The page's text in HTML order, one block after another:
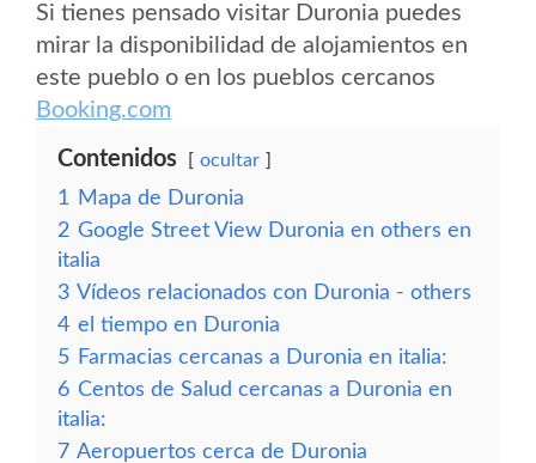
Si tienes pensado visitar Duronia puedes
mirar la disponibilidad de alojamientos en
este pueblo o en los pueblos cercanos
Booking.com
Contenidos ocultar
1
Mapa de Duronia
2 Google Street View Duronia en others en
italia
3 Vídeos relacionados con Duronia - others
4 el tiempo en Duronia
5 Farmacias cercanas a Duronia en italia:
6 Centos de Salud cercanas a Duronia en
italia:
7 Aeropuertos cerca de Duronia